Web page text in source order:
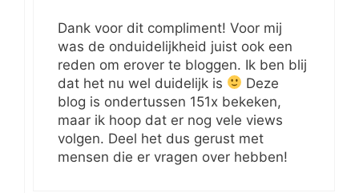
Dank voor dit compliment! Voor mij
was de onduidelijkheid juist ook een
reden om erover te bloggen. Ik ben blij
dat het nu wel duidelijk is
Deze
blog is ondertussen 151x bekeken,
maar ik hoop dat er nog vele views
volgen. Deel het dus gerust met
mensen die er vragen over hebben!